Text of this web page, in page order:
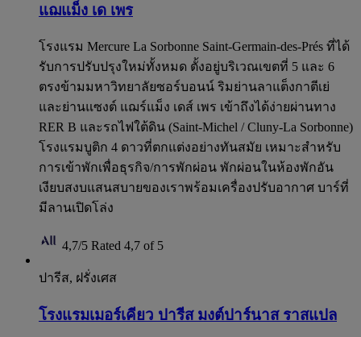
แฌแม็ง เด เพร
โรงแรม Mercure La Sorbonne Saint-Germain-des-Prés ที่ได้
รับการปรับปรุงใหม่ทั้งหมด ตั้งอยู่บริเวณเขตที่ 5 และ 6
ตรงข้ามมหาวิทยาลัยซอร์บอนน์ ริมย่านลาแต็งกาตีเย่
และย่านแซงต์ แฌร์แม็ง เดส์ เพร เข้าถึงได้ง่ายผ่านทาง
RER B และรถไฟใต้ดิน (Saint-Michel / Cluny-La Sorbonne)
โรงแรมบูติก 4 ดาวที่ตกแต่งอย่างทันสมัย ​​เหมาะสำหรับ
การเข้าพักเพื่อธุรกิจ/การพักผ่อน พักผ่อนในห้องพักอัน
เงียบสงบแสนสบายของเราพร้อมเครื่องปรับอากาศ บาร์ที่
มีลานเปิดโล่ง
4,7/5 Rated 4,7 of 5
ปารีส, ฝรั่งเศส
โรงแรมเมอร์เคียว ปารีส มงต์ปาร์นาส ราสแปล